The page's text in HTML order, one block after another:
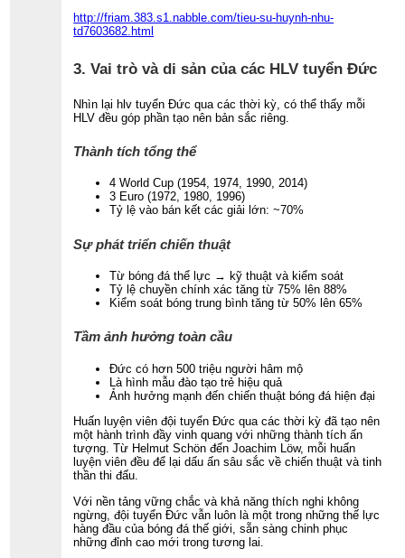
http://friam.383.s1.nabble.com/tieu-su-huynh-nhu-
td7603682.html
3. Vai trò và di sản của các HLV tuyển Đức
Nhìn lại hlv tuyển Đức qua các thời kỳ, có thể thấy mỗi
HLV đều góp phần tạo nên bản sắc riêng.
Thành tích tổng thể
4 World Cup (1954, 1974, 1990, 2014)
3 Euro (1972, 1980, 1996)
Tỷ lệ vào bán kết các giải lớn: ~70%
Sự phát triển chiến thuật
Từ bóng đá thể lực → kỹ thuật và kiểm soát
Tỷ lệ chuyền chính xác tăng từ 75% lên 88%
Kiểm soát bóng trung bình tăng từ 50% lên 65%
Tầm ảnh hưởng toàn cầu
Đức có hơn 500 triệu người hâm mộ
Là hình mẫu đào tạo trẻ hiệu quả
Ảnh hưởng mạnh đến chiến thuật bóng đá hiện đại
Huấn luyện viên đội tuyển Đức qua các thời kỳ đã tạo nên
một hành trình đầy vinh quang với những thành tích ấn
tượng. Từ Helmut Schön đến Joachim Löw, mỗi huấn
luyện viên đều để lại dấu ấn sâu sắc về chiến thuật và tinh
thần thi đấu.
Với nền tảng vững chắc và khả năng thích nghi không
ngừng, đội tuyển Đức vẫn luôn là một trong những thế lực
hàng đầu của bóng đá thế giới, sẵn sàng chinh phục
những đỉnh cao mới trong tương lai.